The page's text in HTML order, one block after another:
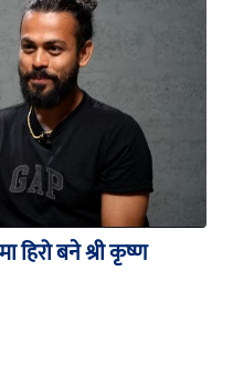
हिरो बने श्री कृष्ण